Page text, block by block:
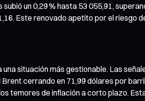
un 0,29 % hasta 53 055,91,
Este renovado apetito por el
situación más gestionable. Las
cerrando en 71,99 dólares por
temores de inflación a corto plazo.